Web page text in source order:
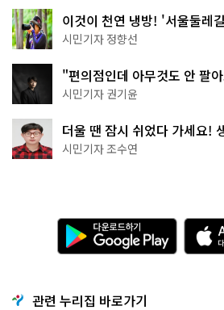
이것이 천연 냉방! '서울둘레
나볼까
시민기자 정향선
"편의점인데 아무것도 안 팔
한 편의점의 정체
시민기자 권기윤
더울 땐 잠시 쉬었다 가세요!
·무더위쉼터까지
시민기자 조수연
다
운
로
기
관련 누리집 바로가기